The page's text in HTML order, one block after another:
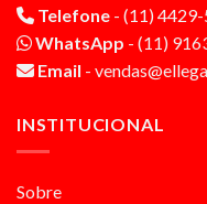
Telefone - (11)
WhatsApp - (11)
Email -
INSTITUCIONAL
Sobre